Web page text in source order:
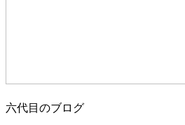
六代目のブログ